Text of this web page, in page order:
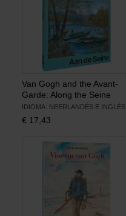
Van Gogh and the Avant-
Garde: Along the Seine
IDIOMA: NEERLANDÉS E INGLÉS
€ 17,43